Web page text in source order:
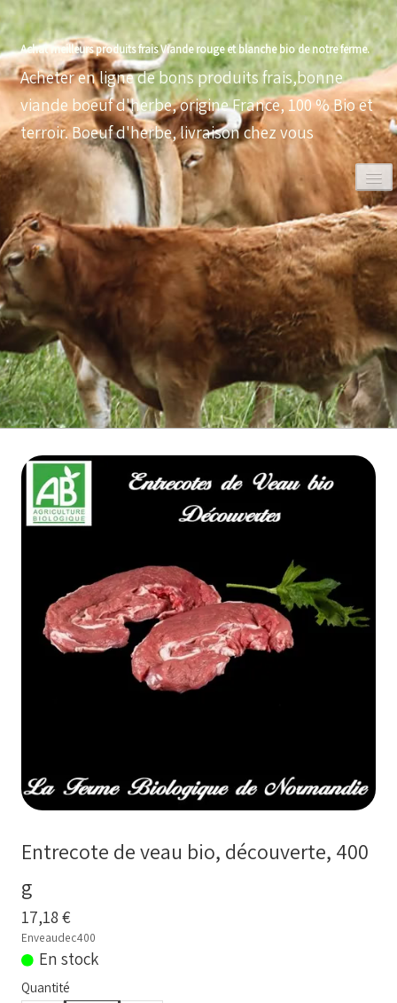
Achat meilleurs produits frais Viande rouge et blanche bio de notre ferme.
Acheter en ligne de bons produits frais,bonne
viande boeuf d'herbe, origine France, 100 % Bio et
terroir. Boeuf d'herbe, livraison chez vous
0
ACCUEIL
VOLAILLES BIO
BOEUF D'HERBE BIO
VEAU BIO
PORC BIO
MOUTON BIO
NOS COLIS VIANDE
CUISSON RAPIDE▼
CHARCUTERIE BIO
BOUILLONS D'OS et OS BIO
Comment commander
Nos VIDEOS
NOTRE FERME
Conseils temps de cuisson
Marché frais Livré à la maison
Entrecote de veau bio, découverte, 400
g
17,18 €
Enveaudec400
En stock
Quantité